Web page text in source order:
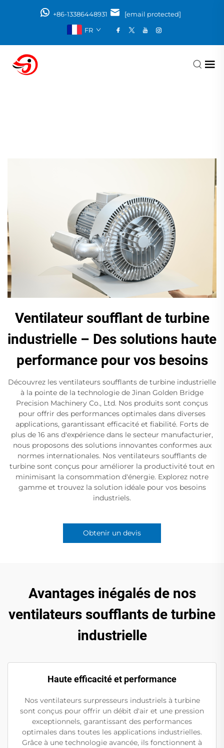
+86-13386448931
[email protected]
FR
Ventilateur soufflant de turbine
industrielle – Des solutions haute
performance pour vos besoins
Découvrez les ventilateurs soufflants de turbine industrielle
à la pointe de la technologie de Jinan Golden Bridge
Precision Machinery Co., Ltd. Nos produits sont conçus
pour offrir des performances optimales dans diverses
applications, garantissant efficacité et fiabilité. Forts de
plus de 16 ans d'expérience dans le secteur manufacturier,
nous proposons des solutions innovantes conformes aux
normes internationales. Nos ventilateurs soufflants de
turbine sont conçus pour améliorer la productivité tout en
minimisant la consommation d'énergie. Explorez notre
gamme et trouvez la solution idéale pour vos besoins
industriels.
Obtenir un devis
Avantages inégalés de nos
ventilateurs soufflants de turbine
industrielle
Haute efficacité et performance
Nos ventilateurs surpresseurs industriels à turbine
sont conçus pour offrir un débit d'air et une pression
exceptionnels, garantissant des performances
optimales dans toutes les applications industrielles.
Grâce à une technologie avancée, ils fonctionnent à